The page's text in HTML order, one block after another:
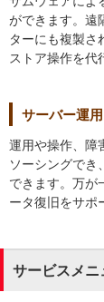
ができます。遠
ターにも複製さ
ストア操作を代
サーバー運
運用や操作、障
ソーシングでき
できます。万が
ータ復旧をサポ
サービスメニ